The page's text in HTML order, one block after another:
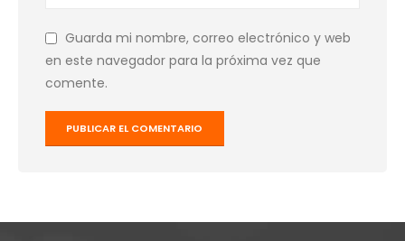
Guarda mi nombre, correo electrónico y web
en este navegador para la próxima vez que
comente.